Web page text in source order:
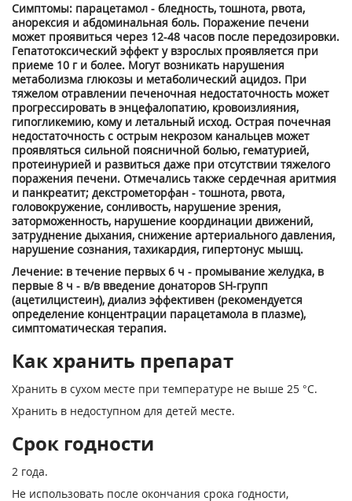
Симптомы: парацетамол - бледность, тошнота, рвота,
анорексия и абдоминальная боль. Поражение печени
может проявиться через 12-48 часов после передозировки.
Гепатотоксический эффект у взрослых проявляется при
приеме 10 г и более. Могут возникать нарушения
метаболизма глюкозы и метаболический ацидоз. При
тяжелом отравлении печеночная недостаточность может
прогрессировать в энцефалопатию, кровоизлияния,
гипогликемию, кому и летальный исход. Острая почечная
недостаточность с острым некрозом канальцев может
проявляться сильной поясничной болью, гематурией,
протеинурией и развиться даже при отсутствии тяжелого
поражения печени. Отмечались также сердечная аритмия
и панкреатит; декстрометорфан - тошнота, рвота,
головокружение, сонливость, нарушение зрения,
заторможенность, нарушение координации движений,
затруднение дыхания, снижение артериального давления,
нарушение сознания, тахикардия, гипертонус мышц.
Лечение: в течение первых 6 ч - промывание желудка, в
первые 8 ч - в/в введение донаторов SH-групп
(ацетилцистеин), диализ эффективен (рекомендуется
определение концентрации парацетамола в плазме),
симптоматическая терапия.
Как хранить препарат
Хранить в сухом месте при температуре не выше 25 °С.
Хранить в недоступном для детей месте.
Срок годности
2 года.
Не использовать после окончания срока годности,